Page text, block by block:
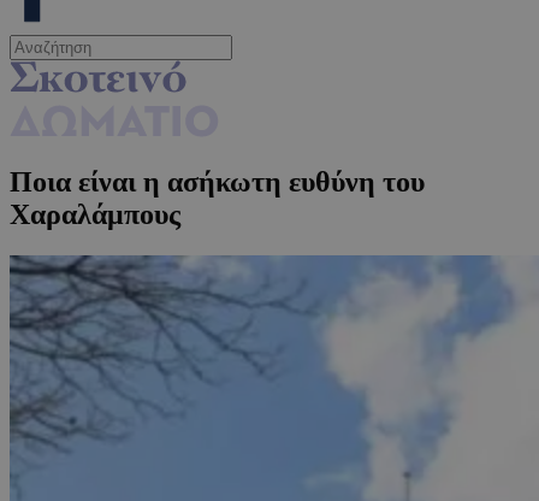
Ποια είναι η ασήκωτη ευθύνη του
Χαραλάμπους